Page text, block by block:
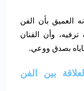
العميق بأن الفن
وأن الفنان
بصدق ووعي.
بين الفن